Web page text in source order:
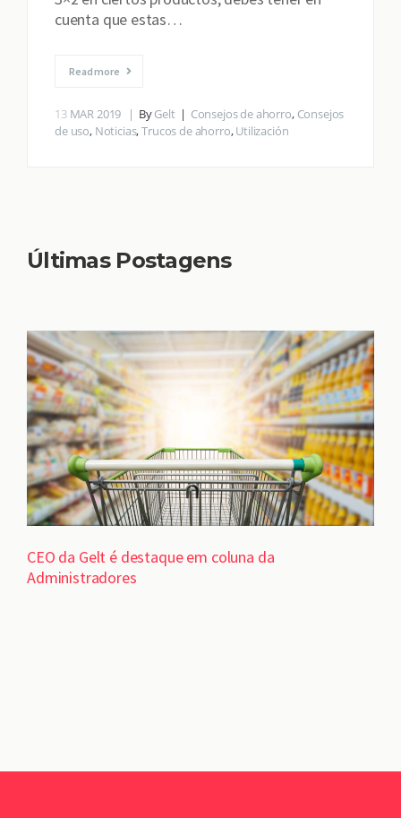
cuenta que estas…
Read more
13 MAR 2019 ByGelt Consejos de ahorro, Consejos
de uso, Noticias,Trucos de ahorro,Utilización
Últimas Postagens
CEO da Gelt é destaque em coluna da
Administradores